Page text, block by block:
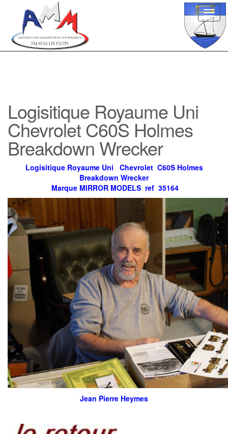
Logisitique Royaume Uni
Chevrolet C60S Holmes
Breakdown Wrecker
Logisitique Royaume Uni Chevrolet C60S Holmes
Breakdown Wrecker
Marque MIRROR MODELS ref 35164
Jean Pierre Heymes